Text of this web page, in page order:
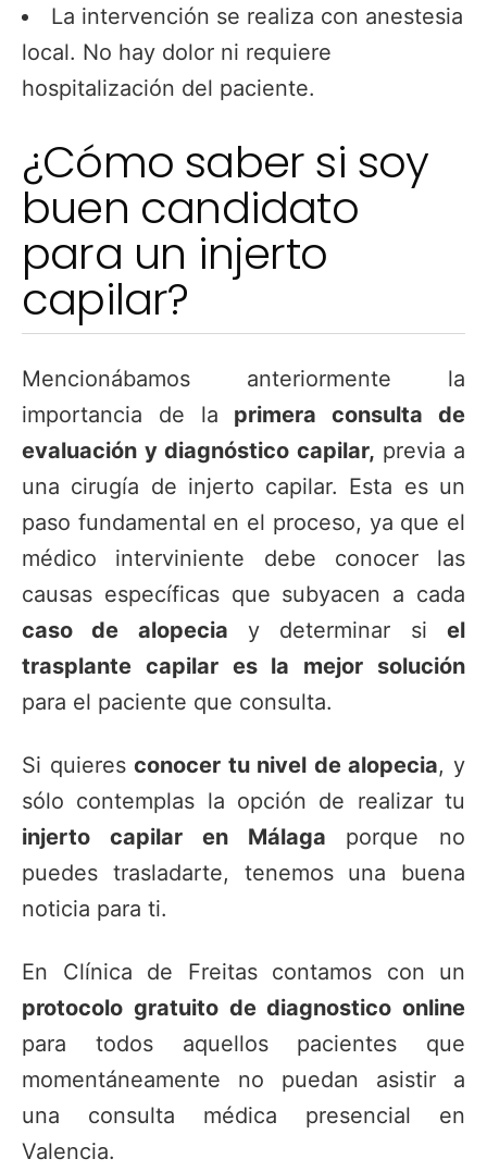
La intervención se realiza con anestesia
local. No hay dolor ni requiere
hospitalización del paciente.
¿Cómo saber si soy
buen candidato
para un injerto
capilar?
Mencionábamos anteriormente la
importancia de la primera consulta de
evaluación y diagnóstico capilar, previa a
una cirugía de injerto capilar. Esta es un
paso fundamental en el proceso, ya que el
médico interviniente debe conocer las
causas específicas que subyacen a cada
caso de alopecia y determinar siel
trasplante capilar es la mejor solución
para el paciente que consulta.
Si quieresconocer tu nivel de alopecia, y
sólo contemplas la opción de realizar tu
injerto capilar en Málaga porque no
puedes trasladarte, tenemos una buena
noticia para ti.
En Clínica de Freitas contamos con un
protocolo gratuito de diagnostico online
para todos aquellos pacientes que
momentáneamente no puedan asistir a
una consulta médica presencial en
Valencia.